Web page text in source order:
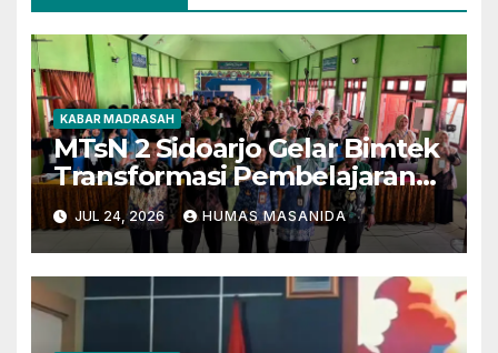
KABAR MADRASAH
MTsN 2 Sidoarjo Gelar Bimtek
Transformasi Pembelajaran
Berbasis AI dan Deep
Learning
JUL 24, 2026 HUMAS MASANIDA